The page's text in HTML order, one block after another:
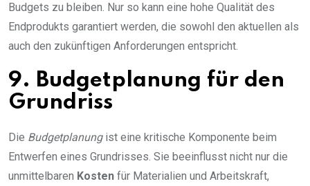
Budgets zu bleiben. Nur so kann eine hohe Qualität des
Endprodukts garantiert werden, die sowohl den aktuellen als
auch den zukünftigen Anforderungen entspricht.
9. Budgetplanung für den
Grundriss
Die Budgetplanungist eine kritische Komponente beim
Entwerfen eines Grundrisses. Sie beeinflusst nicht nur die
unmittelbaren Kosten für Materialien und Arbeitskraft,